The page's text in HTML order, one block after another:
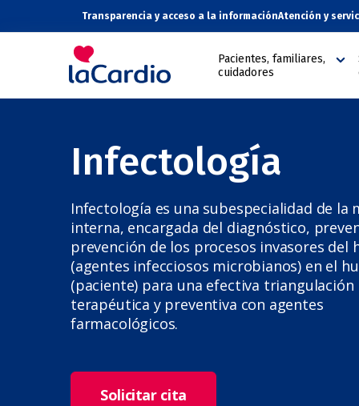
Transparencia y acceso a la informaciónAtención y
Pacientes, familiares,
cuidadores
Infectología
Infectología es una subespecialidad de la
interna, encargada del diagnóstico,
prevención de los procesos invasores del
(agentes infecciosos microbianos) en el
(paciente) para una efectiva triangulación
terapéutica y preventiva con agentes
farmacológicos.
Solicitar cita